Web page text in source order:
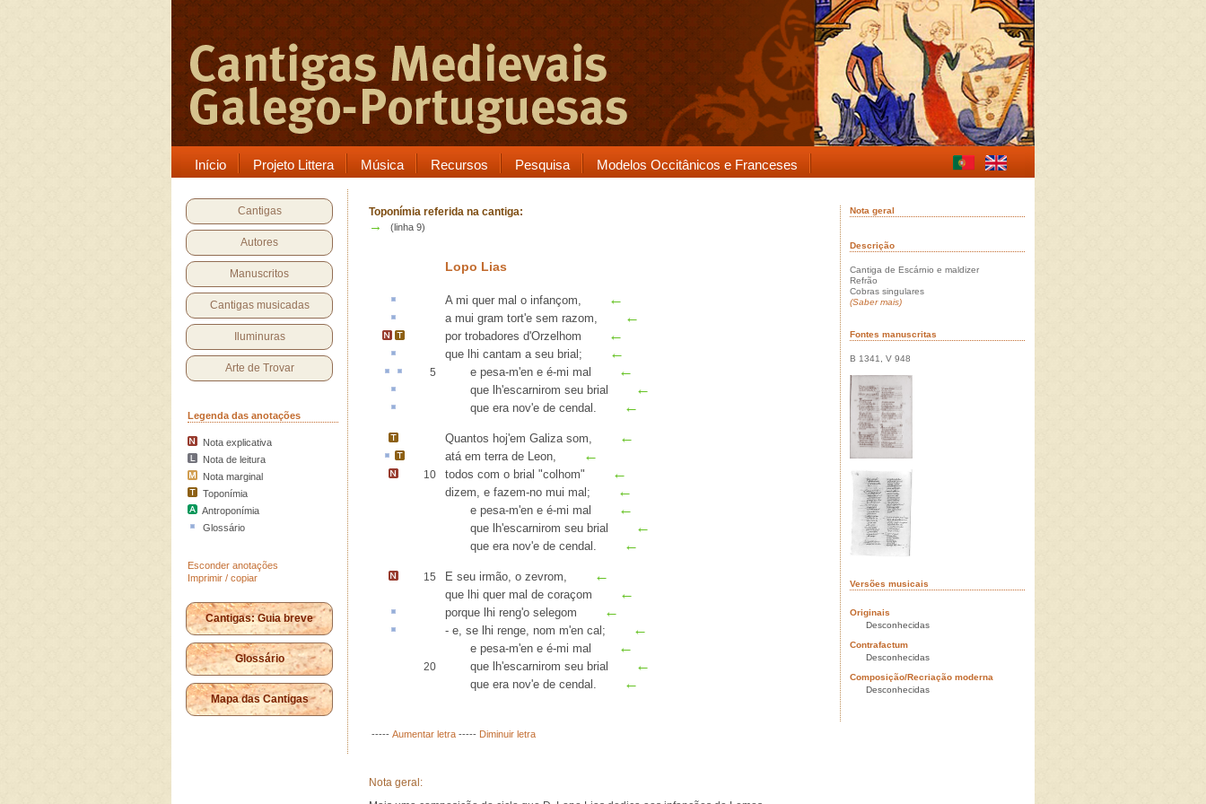
Início Projeto Littera Música Recursos Pesquisa Modelos Occitânicos e Franceses
Cantigas
Autores
Manuscritos
Cantigas musicadas
Iluminuras
Arte de Trovar
Legenda das anotações
Nota explicativa
Nota de leitura
Nota marginal
Toponímia
Antroponímia
Glossário
Esconder anotações
Imprimir / copiar
Cantigas: Guia breve
Glossário
Mapa das Cantigas
Toponímia referida na cantiga:
→ (linha 9)
Lopo Lias
A mi quer mal o infançom, ←
a mui gram tort'e sem razom, ←
por trobadores d'Orzelhom ←
que lhi cantam a seu brial ; ←
5 e pesa-m'en e é-mi mal ←
que lh'escarnirom seu brial ←
que era nov'e de cendal . ←
Quantos hoj'em Galizasom, ←
atáem terra de Leon, ←
10 todos com o brial "colhom" ←
dizem, e fazem-no mui mal; ←
e pesa-m'en e é-mi mal ←
que lh'escarnirom seu brial ←
que era nov'e de cendal. ←
15 E seu irmão, o zevrom, ←
que lhi quer mal de coraçom ←
porque lhi reng'o selegom ←
- e, se lhi renge, nom m'en cal ; ←
e pesa-m'en e é-mi mal ←
20 que lh'escarnirom seu brial ←
que era nov'e de cendal. ←
----- Aumentar letra ----- Diminuir letra
Nota geral:
Nota geral
Descrição
Cantiga de Escárnio e maldizer
Refrão
Cobras singulares
(Saber mais)
Fontes manuscritas
B 1341, V 948
Versões musicais
Originais
Desconhecidas
Contrafactum
Desconhecidas
Composição/Recriação moderna
Desconhecidas